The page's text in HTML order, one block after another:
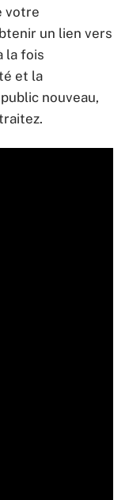
votre
un lien vers
la fois
et la
nouveau,